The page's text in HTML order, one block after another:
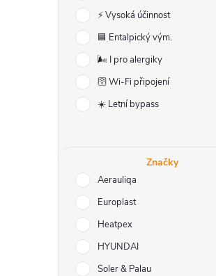
⚡ Vysoká účinnost
🟦 Entalpický vým.
🌬️ I pro alergiky
🛜 Wi-Fi připojení
☀️ Letní bypass
Značky
Aerauliqa
Europlast
Heatpex
HYUNDAI
Soler & Palau